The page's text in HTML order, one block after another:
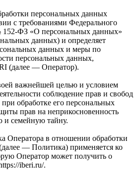
персональных данных
с требованиями Федерального
152-ФЗ «О персональных данных»
данных) и определяет
данных и меры по
персональных данных,
(далее — Оператор).
важнейшей целью и условием
соблюдение прав и свобод
обработке его персональных
прав на неприкосновенность
и семейную тайну.
Оператора в отношении обработки
— Политика) применяется ко
Оператор может получить о
iberi.ru/.